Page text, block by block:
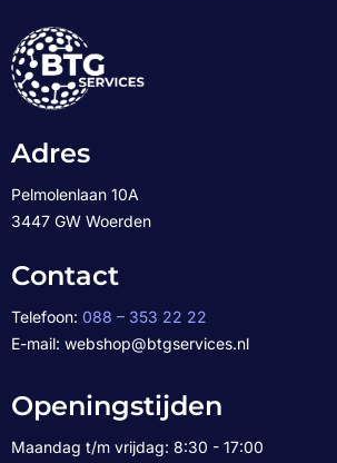
Adres
Pelmolenlaan 10A
3447 GW Woerden
Contact
Telefoon: 088 – 353 22 22
E-mail: webshop@btgservices.nl
Openingstijden
Maandag t/m vrijdag: 8:30 - 17:00